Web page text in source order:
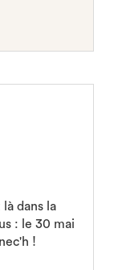
dans la
: le 30 mai
!